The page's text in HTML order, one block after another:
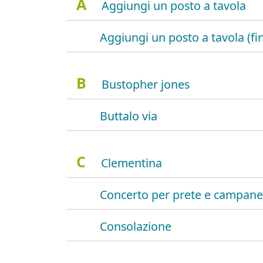
A
Aggiungi un posto a tavola
Aggiungi un posto a tavola
B
Bustopher jones
Buttalo via
C
Clementina
Concerto per prete e campane
Consolazione